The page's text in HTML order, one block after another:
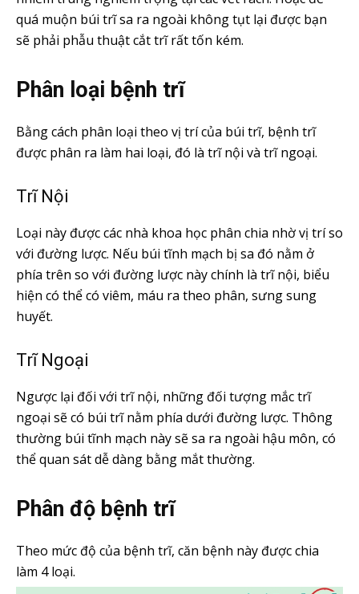
quá muộn búi trĩ sa ra ngoài không tụt lại được bạn
sẽ phải phẫu thuật cắt trĩ rất tốn kém.
Phân loại bệnh trĩ
Bằng cách phân loại theo vị trí của búi trĩ, bệnh trĩ
được phân ra làm hai loại, đó là trĩ nội và trĩ ngoại.
Trĩ Nội
Loại này được các nhà khoa học phân chia nhờ vị trí so
với đường lược. Nếu búi tĩnh mạch bị sa đó nằm ở
phía trên so với đường lược này chính là trĩ nội, biểu
hiện có thể có viêm, máu ra theo phân, sưng sung
huyết.
Trĩ Ngoại
Ngược lại đối với trĩ nội, những đối tượng mắc trĩ
ngoại sẽ có búi trĩ nằm phía dưới đường lược. Thông
thường búi tĩnh mạch này sẽ sa ra ngoài hậu môn, có
thể quan sát dễ dàng bằng mắt thường.
Phân độ bệnh trĩ
Theo mức độ của bệnh trĩ, căn bệnh này được chia
làm 4 loại.